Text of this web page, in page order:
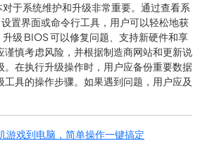
对于系统维护和升级非常重要。通过查看系
置界面或命令行工具，用户可以轻松地获
级 BIOS 可以修复问题、支持新硬件和享
谨慎考虑风险，并根据制造商网站和更新说
。在执行升级操作时，用户应备份重要数据
工具的操作步骤。如果遇到问题，用户应及
游戏到电脑，简单操作一键搞定